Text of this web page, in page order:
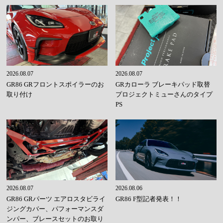
2026.08.07
GR86 GRフロントスポイラーのお
取り付け
2026.08.07
GRカローラ ブレーキパッド取替
プロジェクトミューさんのタイプ
PS
2026.08.07
GR86 GRパーツ エアロスタビライ
ジングカバー、パフォーマンスダ
ンパー、ブレースセットのお取り
2026.08.06
GR86 F型記者発表！！